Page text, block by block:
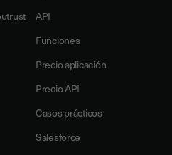
API
Funciones
Precio aplicación
Precio API
Casos prácticos
Salesforce